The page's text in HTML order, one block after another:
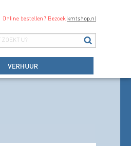
Online bestellen? Bezoek kmtshop.nl
VERHUUR